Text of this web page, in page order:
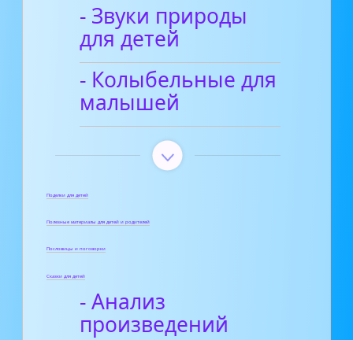
- Звуки природы
для детей
- Колыбельные для
малышей
Поделки для детей
Полезные материалы для детей и родителей
Пословицы и поговорки
Сказки для детей
- Анализ
произведений